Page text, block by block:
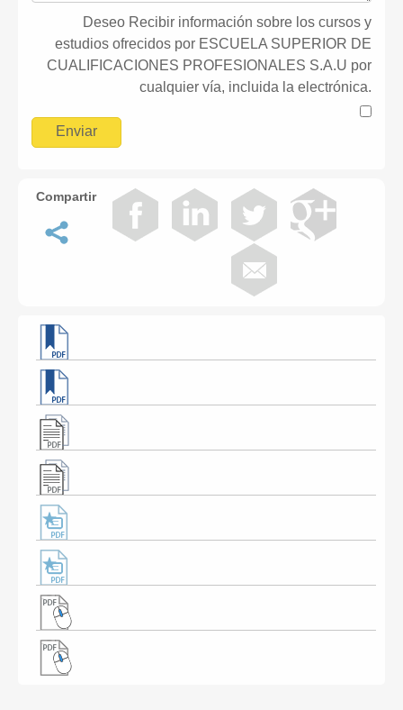
Deseo Recibir información sobre los cursos y
estudios ofrecidos por ESCUELA SUPERIOR DE
CUALIFICACIONES PROFESIONALES S.A.U por
cualquier vía, incluida la electrónica.
Compartir